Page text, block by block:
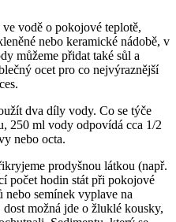
vodě o pokojové teplotě,
nebo keramické nádobě, v
můžeme přidat také sůl a
ocet pro co nejvýraznější
dva díly vody. Co se týče
250 ml vody odpovídá cca 1/2
nebo octa.
prodyšnou látkou (např.
počet hodin stát při pokojové
nebo semínek vyplave na
možná jde o žluklé kousky,